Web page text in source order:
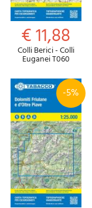
€ 11,88
Colli Berici - Colli
Euganei T060
-5%